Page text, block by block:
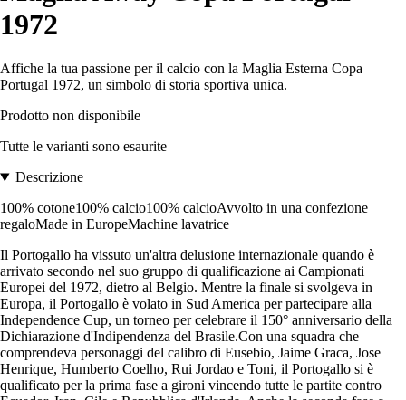
1972
Affiche la tua passione per il calcio con la Maglia Esterna Copa
Portugal 1972, un simbolo di storia sportiva unica.
Prodotto non disponibile
Tutte le varianti sono esaurite
Descrizione
100% cotone100% calcio100% calcioAvvolto in una confezione
regaloMade in EuropeMachine lavatrice
Il Portogallo ha vissuto un'altra delusione internazionale quando è
arrivato secondo nel suo gruppo di qualificazione ai Campionati
Europei del 1972, dietro al Belgio. Mentre la finale si svolgeva in
Europa, il Portogallo è volato in Sud America per partecipare alla
Independence Cup, un torneo per celebrare il 150° anniversario della
Dichiarazione d'Indipendenza del Brasile.Con una squadra che
comprendeva personaggi del calibro di Eusebio, Jaime Graca, Jose
Henrique, Humberto Coelho, Rui Jordao e Toni, il Portogallo si è
qualificato per la prima fase a gironi vincendo tutte le partite contro